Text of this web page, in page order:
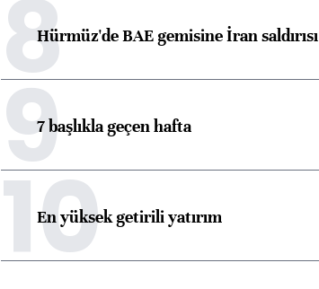
8Hürmüz'de BAE gemisine İran saldırısı
97 başlıkla geçen hafta
10
En yüksek getirili yatırım